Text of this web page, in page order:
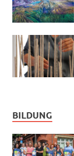
BILDUNG